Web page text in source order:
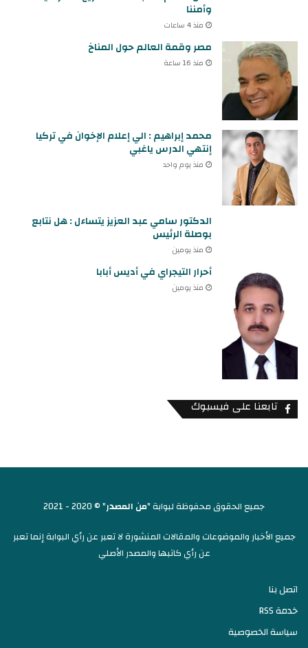
وأمننا
منذ 4 ساعات
مصر وقمة العالم حول المناخ
منذ 16 ساعة
محمد إبراهيم : الي إعلام الإخوان في تركيا
إنتهي الدرس ياغبي
منذ يوم واحد
الدكتور سامي عبد العزيز يتساءل : هل نتابع
بوصلة الرئيس
منذ يومين
أحرار التيجراي في أديس أبابا
منذ يومين
تابعنا على فيسبوك
جميع الحقوق محفوظة لبوابة "من المصدر" © 2020 - 2021
جميع الأخبار والموضوعات والمقالات المنشورة لا تعبر عن رأي البوابة إنما تعبر
عن رأي كاتبها والمصدر الأصلي
اتصل بنا
خدمة RSS
سياسة الخصوصية